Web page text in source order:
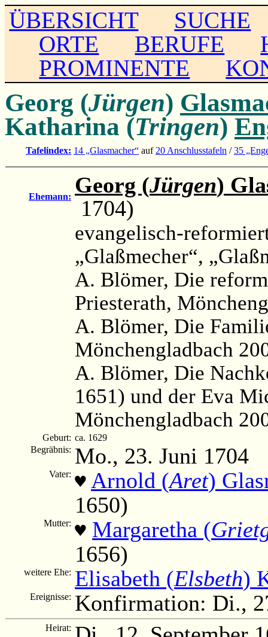
ÜBERSICHT
SUCHE
ORTE
BERUFE
PROMINENTE
Georg (Jürgen)
Katharina (Tringen)
Tafelindex: 14 „Glasmacher“ auf 20 Anschlusstafeln /35
Ehemann: Georg (Jürgen)
1704)
evangelisch-
„Glaßmecher“,
A. Blömer, Die
Priesterath,
A. Blömer, Die
Mönchengladbach
A. Blömer, Die
1651) und der Eva
Mönchengladbach
Geburt: ca. 1629
Begräbnis: Mo., 23. Juni 1704
Vater: ♥ Arnold (Aret)
1650)
Mutter: ♥ Margaretha (
1656)
weitere Ehe: Elisabeth (Elsbeth)
Ereignisse: Konfirmation: Di.,
Heirat: